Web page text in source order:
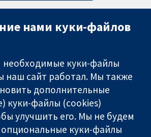
11-13 Cavendish
Square
Связаться с
нами
нами куки-файлов
необходимые куки-файлы
наш сайт работал. Мы также
дополнительные
куки-файлы (cookies)
улучшить его. Мы не будем
опциональные куки-файлы